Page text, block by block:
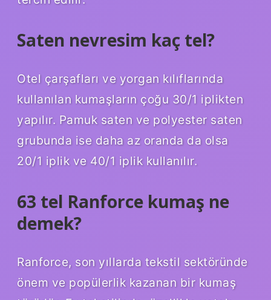
Saten nevresim kaç tel?
Otel çarşafları ve yorgan kılıflarında
kullanılan kumaşların çoğu 30/1 iplikten
yapılır. Pamuk saten ve polyester saten
grubunda ise daha az oranda da olsa
20/1 iplik ve 40/1 iplik kullanılır.
63 tel Ranforce kumaş ne
demek?
Ranforce, son yıllarda tekstil sektöründe
önem ve popülerlik kazanan bir kumaş